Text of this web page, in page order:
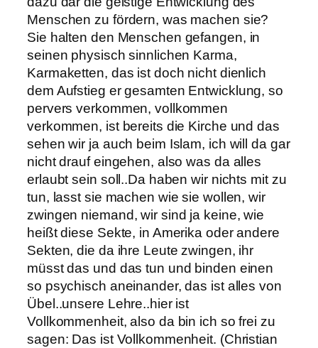
Menschen zu fördern, was machen sie?
Sie halten den Menschen gefangen, in
seinen physisch sinnlichen Karma,
Karmaketten, das ist doch nicht dienlich
dem Aufstieg er gesamten Entwicklung, so
pervers verkommen, vollkommen
verkommen, ist bereits die Kirche und das
sehen wir ja auch beim Islam, ich will da gar
nicht drauf eingehen, also was da alles
erlaubt sein soll..Da haben wir nichts mit zu
tun, lasst sie machen wie sie wollen, wir
zwingen niemand, wir sind ja keine, wie
heißt diese Sekte, in Amerika oder andere
Sekten, die da ihre Leute zwingen, ihr
müsst das und das tun und binden einen
so psychisch aneinander, das ist alles von
Übel..unsere Lehre..hier ist
Vollkommenheit, also da bin ich so frei zu
sagen: Das ist Vollkommenheit. (Christian